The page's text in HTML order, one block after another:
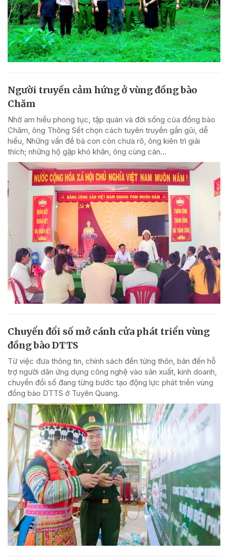
Người truyền cảm hứng ở vùng đồng bào
Chăm
Nhờ am hiểu phong tục, tập quán và đời sống của đồng bào
Chăm, ông Thông Sết chọn cách tuyên truyền gần gũi, dễ
hiểu, Những vấn đề bà con còn chưa rõ, ông kiên trì giải
thích; những hộ gặp khó khăn, ông cùng cán...
Chuyển đổi số mở cánh cửa phát triển vùng
đồng bào DTTS
Từ việc đưa thông tin, chính sách đến từng thôn, bản đến hỗ
trợ người dân ứng dụng công nghệ vào sản xuất, kinh doanh,
chuyển đổi số đang từng bước tạo động lực phát triển vùng
đồng bào DTTS ở Tuyên Quang.